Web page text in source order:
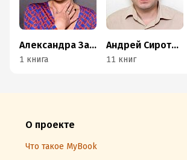
Александра Заскалето
1 книга
Андрей Сиротенко
11 книг
О проекте
Что такое MyBook